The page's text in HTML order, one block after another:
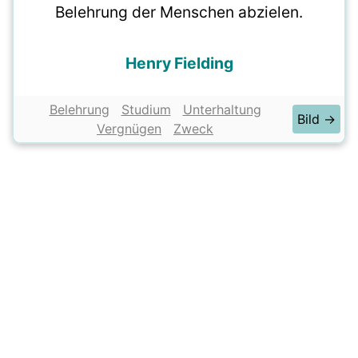
Belehrung der Menschen abzielen.
Henry Fielding
Belehrung Studium
Unterhaltung
Vergnügen
Zweck
Bild →